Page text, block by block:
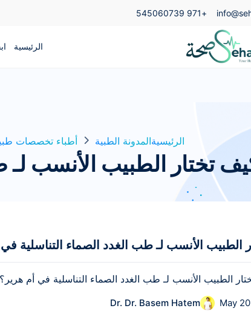
+971 545060739
الرئيسية
الرئيسيةالمدونة الطبية أطباء تخصصات
تختار الطبيب الأنسب لـ
الطبيب الأنسب لـ طب الغدد الصماء التناسلية
Dr. Dr. Basem Hatem